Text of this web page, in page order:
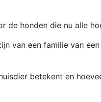
de honden die nu alle
van een familie van
betekent en